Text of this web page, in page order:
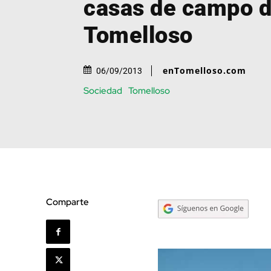
casas de campo
Tomelloso
06/09/2013 enTomelloso.com
Sociedad Tomelloso
Comparte